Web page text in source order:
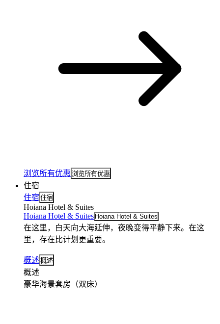
浏览所有优惠 浏览所有优惠
住宿
住宿 住宿
Hoiana Hotel & Suites
Hoiana Hotel & Suites Hoiana Hotel & Suites
在这里，白天向大海延伸，夜晚变得平静下来。在这
里，存在比计划更重要。
概述 概述
概述
豪华海景套房（双床）